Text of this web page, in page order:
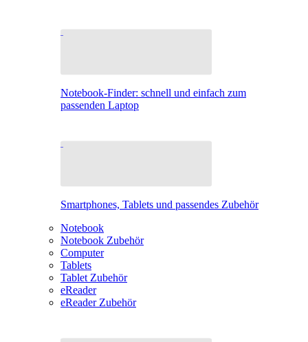
Notebook-Finder: schnell und einfach zum
passenden Laptop
Smartphones, Tablets und passendes Zubehör
Notebook
Notebook Zubehör
Computer
Tablets
Tablet Zubehör
eReader
eReader Zubehör